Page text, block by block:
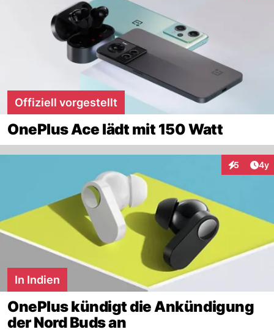
Offiziell vorgestellt
OnePlus Ace lädt mit 150 Watt
5 4y
In Indien
OnePlus kündigt die Ankündigung
der Nord Buds an